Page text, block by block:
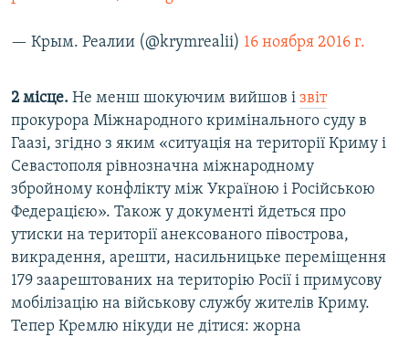
— Крым. Реалии (@krymrealii) 16 ноября 2016 г.
2 місце. Не менш шокуючим вийшов і звіт
прокурора Міжнародного кримінального суду в
Гаазі, згідно з яким «ситуація на території Криму і
Севастополя рівнозначна міжнародному
збройному конфлікту між Україною і Російською
Федерацією». Також у документі йдеться про
утиски на території анексованого півострова,
викрадення, арешти, насильницьке переміщення
179 заарештованих на територію Росії і примусову
мобілізацію на військову службу жителів Криму.
Тепер Кремлю нікуди не дітися: жорна